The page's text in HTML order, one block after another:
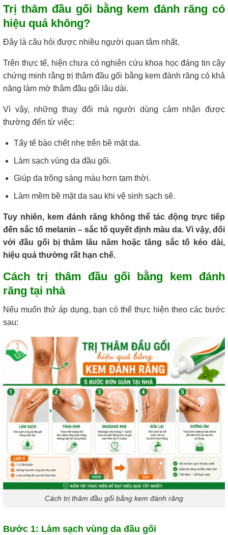
Trị thâm đầu gối bằng kem đánh răng có
hiệu quả không?
Đây là câu hỏi được nhiều người quan tâm nhất.
Trên thực tế, hiện chưa có nghiên cứu khoa học đáng tin cậy
chứng minh rằng trị thâm đầu gối bằng kem đánh răng có khả
năng làm mờ thâm đầu gối lâu dài.
Vì vậy, những thay đổi mà người dùng cảm nhận được
thường đến từ việc:
Tẩy tế bào chết nhẹ trên bề mặt da.
Làm sạch vùng da đầu gối.
Giúp da trông sáng màu hơn tạm thời.
Làm mềm bề mặt da sau khi vệ sinh sạch sẽ.
Tuy nhiên, kem đánh răng không thể tác động trực tiếp
đến sắc tố melanin – sắc tố quyết định màu da. Vì vậy, đối
với đầu gối bị thâm lâu năm hoặc tăng sắc tố kéo dài,
hiệu quả thường rất hạn chế.
Cách trị thâm đầu gối bằng kem đánh
răng tại nhà
Nếu muốn thử áp dụng, bạn có thể thực hiện theo các bước
sau:
Cách trị thâm đầu gối bằng kem đánh răng
Bước 1: Làm sạch vùng da đầu gối